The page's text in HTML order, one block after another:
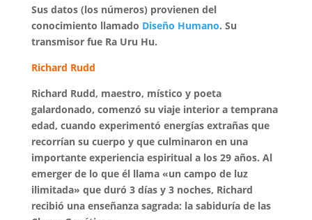
Sus datos (los números) provienen del
conocimiento llamado Diseño Humano. Su
transmisor fue Ra Uru Hu.
Richard Rudd
Richard Rudd, maestro, místico y poeta
galardonado, comenzó su viaje interior a temprana
edad, cuando experimentó energías extrañas que
recorrían su cuerpo y que culminaron en una
importante experiencia espiritual a los 29 años. Al
emerger de lo que él llama «un campo de luz
ilimitada» que duró 3 días y 3 noches, Richard
recibió una enseñanza sagrada: la sabiduría de las